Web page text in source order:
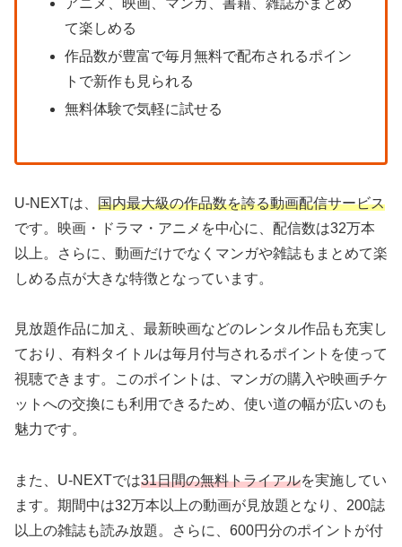
て楽しめる
作品数が豊富で毎月無料で配布されるポイン
トで新作も見られる
無料体験で気軽に試せる
U-NEXTは、 国内最大級の作品数を誇る動画配信サービス
です。映画・ドラマ・アニメを中心に、配信数は32万本
以上。さらに、動画だけでなくマンガや雑誌もまとめて楽
しめる点が大きな特徴となっています。
見放題作品に加え、最新映画などのレンタル作品も充実し
ており、有料タイトルは毎月付与されるポイントを使って
視聴できます。このポイントは、マンガの購入や映画チケ
ットへの交換にも利用できるため、使い道の幅が広いのも
魅力です。
また、U-NEXTでは31日間の無料トライアルを実施してい
ます。期間中は32万本以上の動画が見放題となり、200誌
以上の雑誌も読み放題。さらに、600円分のポイントが付